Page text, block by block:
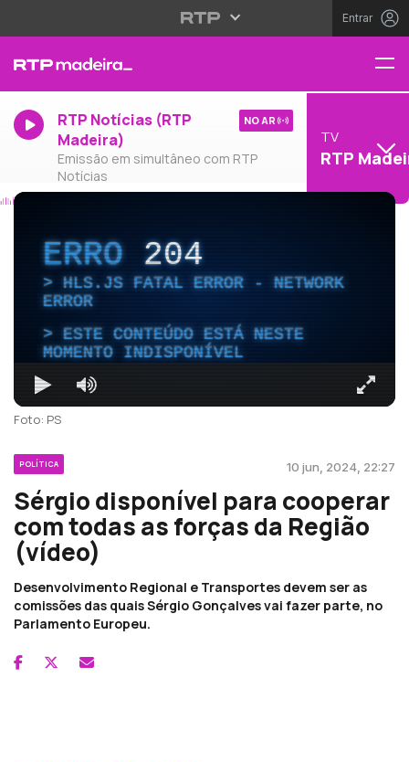
Entrar
RTP Notícias (RTP
Madeira)
Emissão em simultâneo com RTP
Notícias
NO AR
TV
RTP
ERRO204
HLS.JS FATAL ERROR - NETWORK
ERROR
ESTE CONTEÚDO ESTÁ NESTE
MOMENTO INDISPONÍVEL
Foto: PS
POLÍTICA 10 jun, 2024, 22:27
Sérgio disponível para cooperar
com todas as forças da Região
(vídeo)
Desenvolvimento Regional e Transportes devem ser as
comissões das quais Sérgio Gonçalves vai fazer parte, no
Parlamento Europeu.